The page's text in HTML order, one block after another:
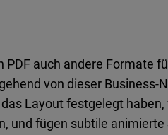
PDF auch andere Formate
von dieser
Layout festgelegt
und fügen subtile